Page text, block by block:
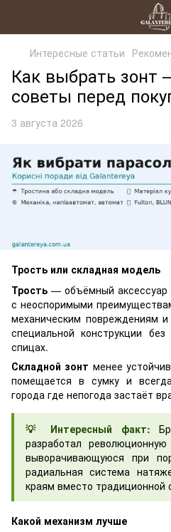
Интересные статьи
Как выбрать зонт
советы перед
3 августа 2026
Трость или складная модель
Трость — объёмный аксессуар
с неоспоримыми
механическим повреждениям
специальной конструкции
спицах.
Складной зонт менее
помещается в сумку и
города где непогода застаёт
💡 Интересный факт:
разработал
выворачивающуюся при
радиальная система
краям вместо традиционной
Какой механизм лучше